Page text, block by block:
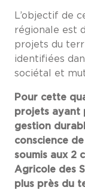
L’objectif de
régionale est
projets du
identifiées
sociétal et
Pour cette
projets ayant
gestion
conscience
soumis aux 2
Agricole des
plus près du